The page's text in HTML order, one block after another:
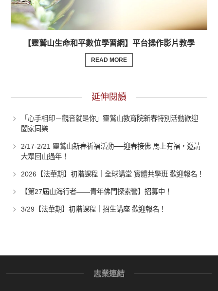
【靈鷲山生命和平數位學習網】平台操作影片教學
READ MORE
延伸閱讀
「心手相印－觀音就是你」靈鷲山教育院新春特別活動歡迎
闔家同樂
2/17-2/21 靈鷲山新春祈福活動──迎春接佛 馬上有福，邀請
大眾回山過年！
2026【法華期】初階課程｜全球講堂 實體共學班 歡迎報名！
【第27屆山海行者——青年佛門探索營】招募中！
3/29【法華期】初階課程｜招生講座 歡迎報名！
志業連結